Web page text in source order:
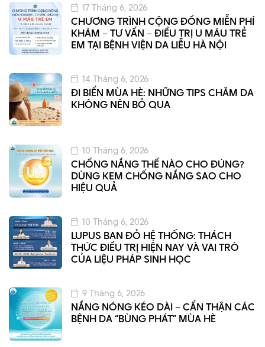
CHƯƠNG TRÌNH CỘNG ĐỒNG MIỄN PHÍ
KHÁM – TƯ VẤN – ĐIỀU TRỊ U MÁU TRẺ
EM TẠI BỆNH VIỆN DA LIỄU HÀ NỘI
17 Tháng 6, 2026
ĐI BIỂN MÙA HÈ: NHỮNG TIPS CHĂM DA
KHÔNG NÊN BỎ QUA
14 Tháng 6, 2026
CHỐNG NẮNG THẾ NÀO CHO ĐÚNG?
DÙNG KEM CHỐNG NẮNG SAO CHO
HIỆU QUẢ
10 Tháng 6, 2026
LUPUS BAN ĐỎ HỆ THỐNG: THÁCH
THỨC ĐIỀU TRỊ HIỆN NAY VÀ VAI TRÒ
CỦA LIỆU PHÁP SINH HỌC
10 Tháng 6, 2026
NẮNG NÓNG KÉO DÀI – CẨN THẬN CÁC
BỆNH DA “BÙNG PHÁT” MÙA HÈ
9 Tháng 6, 2026